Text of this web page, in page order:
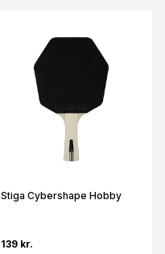
Stiga Cybershape Hobby
139 kr.